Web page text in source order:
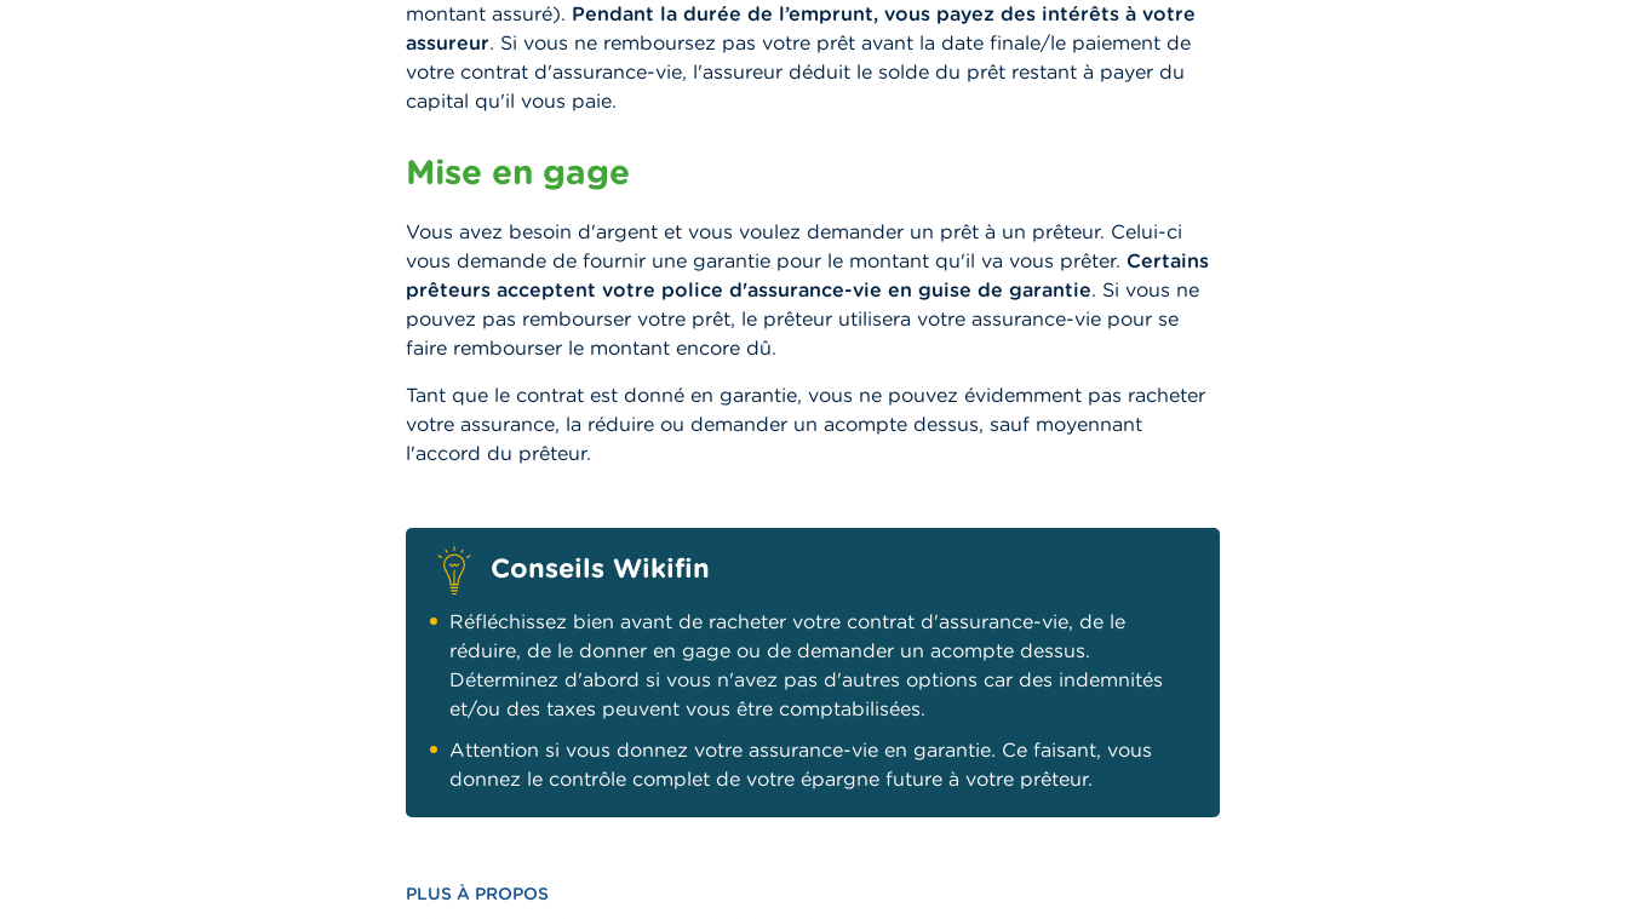
montant assuré). Pendant la durée de l’emprunt, vous payez des intérêts à votre
assureur. Si vous ne remboursez pas votre prêt avant la date finale/le paiement de
votre contrat d'assurance-vie, l'assureur déduit le solde du prêt restant à payer du
capital qu'il vous paie.
Mise en gage
Vous avez besoin d'argent et vous voulez demander un prêt à un prêteur. Celui-ci
vous demande de fournir une garantie pour le montant qu'il va vous prêter. Certains
prêteurs acceptent votre police d'assurance-vie en guise de garantie. Si vous ne
pouvez pas rembourser votre prêt, le prêteur utilisera votre assurance-vie pour se
faire rembourser le montant encore dû.
Tant que le contrat est donné en garantie, vous ne pouvez évidemment pas racheter
votre assurance, la réduire ou demander un acompte dessus, sauf moyennant
l'accord du prêteur.
Conseils Wikifin
Réfléchissez bien avant de racheter votre contrat d'assurance-vie, de le
réduire, de le donner en gage ou de demander un acompte dessus.
Déterminez d'abord si vous n'avez pas d'autres options car des indemnités
et/ou des taxes peuvent vous être comptabilisées.
Attention si vous donnez votre assurance-vie en garantie. Ce faisant, vous
donnez le contrôle complet de votre épargne future à votre prêteur.
PLUS À PROPOS